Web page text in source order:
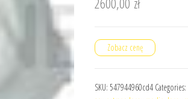
Zobacz cenę
SKU: 547944960cd4 Categories: